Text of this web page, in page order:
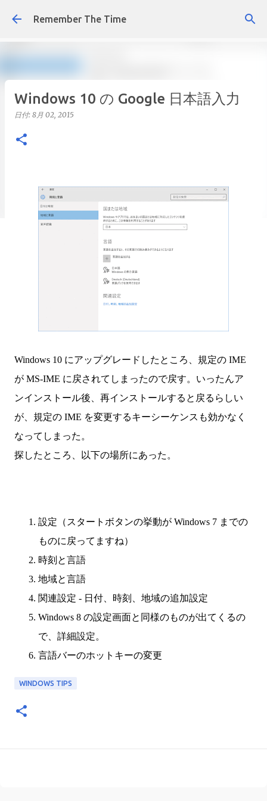
スキップしてメイン コンテンツに移動
Remember The Time
Windows 10 の Google 日本語入力
日付: 8月 02, 2015
Windows 10 にアップグレードしたところ、規定の IME
が MS-IME に戻されてしまったので戻す。いったんア
ンインストール後、再インストールすると戻るらしい
が、規定の IME を変更するキーシーケンスも効かなく
なってしまった。
探したところ、以下の場所にあった。
設定（スタートボタンの挙動が Windows 7 までの
ものに戻ってますね）
時刻と言語
地域と言語
関連設定 - 日付、時刻、地域の追加設定
Windows 8 の設定画面と同様のものが出てくるの
で、詳細設定。
言語バーのホットキーの変更
WINDOWS TIPS